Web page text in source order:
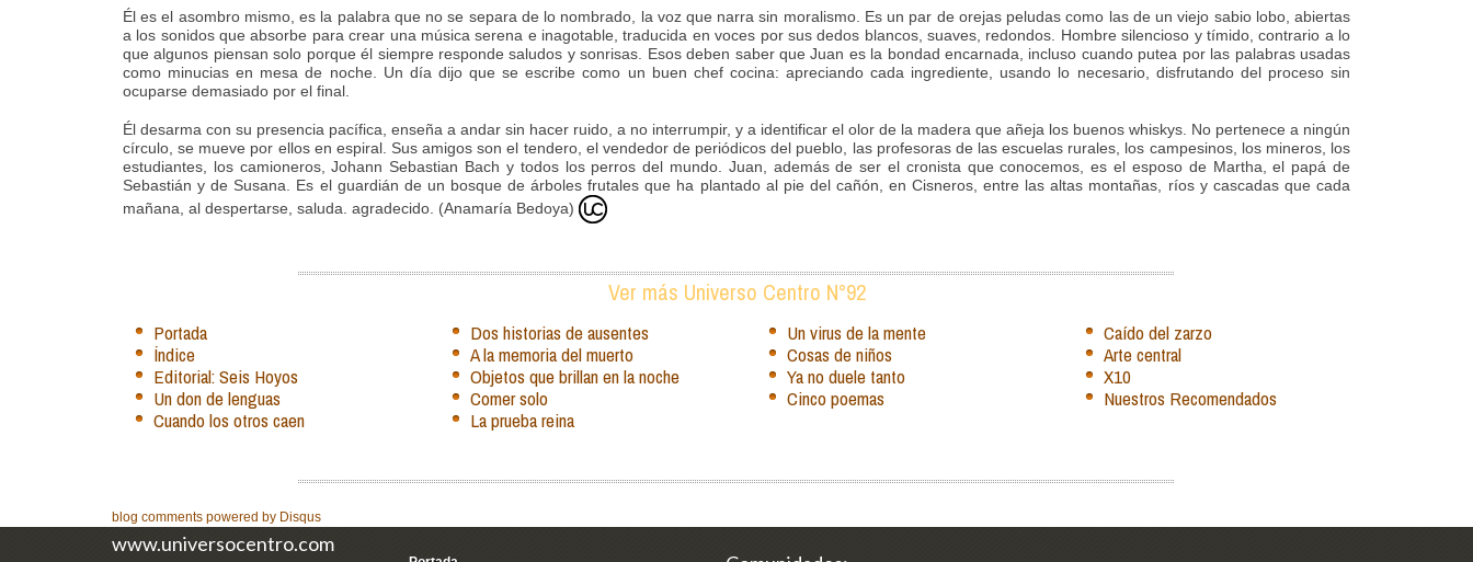
Él es el asombro mismo, es la palabra que no se separa de lo nombrado, la voz que narra sin moralismo. Es un par de orejas peludas como las de un viejo sabio lobo, abiertas
a los sonidos que absorbe para crear una música serena e inagotable, traducida en voces por sus dedos blancos, suaves, redondos. Hombre silencioso y tímido, contrario a lo
que algunos piensan solo porque él siempre responde saludos y sonrisas. Esos deben saber que Juan es la bondad encarnada, incluso cuando putea por las palabras usadas
como minucias en mesa de noche. Un día dijo que se escribe como un buen chef cocina: apreciando cada ingrediente, usando lo necesario, disfrutando del proceso sin
ocuparse demasiado por el final.
Él desarma con su presencia pacífica, enseña a andar sin hacer ruido, a no interrumpir, y a identificar el olor de la madera que añeja los buenos whiskys. No pertenece a ningún
círculo, se mueve por ellos en espiral. Sus amigos son el tendero, el vendedor de periódicos del pueblo, las profesoras de las escuelas rurales, los campesinos, los mineros, los
estudiantes, los camioneros, Johann Sebastian Bach y todos los perros del mundo. Juan, además de ser el cronista que conocemos, es el esposo de Martha, el papá de
Sebastián y de Susana. Es el guardián de un bosque de árboles frutales que ha plantado al pie del cañón, en Cisneros, entre las altas montañas, ríos y cascadas que cada
mañana, al despertarse, saluda. agradecido. (Anamaría Bedoya)
Ver más Universo Centro N°92
Portada
Índice
Editorial: Seis Hoyos
Un don de lenguas
Cuando los otros caen
Dos historias de ausentes
A la memoria del muerto
Objetos que brillan en la noche
Comer solo
La prueba reina
Un virus de la mente
Cosas de niños
Ya no duele tanto
Cinco poemas
Caído del zarzo
Arte central
X10
Nuestros Recomendados
blog comments powered by Disqus
www.universocentro.com